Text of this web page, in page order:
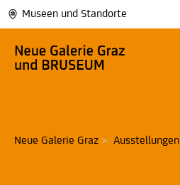
Museen und Standorte
Neue Galerie Graz > Ausstellungen